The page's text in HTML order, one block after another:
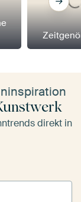
direkt in